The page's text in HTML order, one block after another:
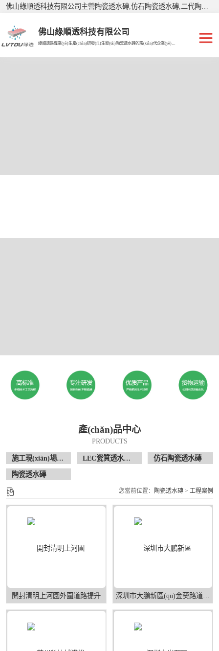
佛山綠順透科技有限公司
綠順透是專業(yè)生產(chǎn)研發(fā)生態(tài)陶瓷透水磚的現(xiàn)代企業(yè)。
產(chǎn)品中心
PRODUCTS
施工現(xiàn)場案例 LEC瓷質透水花崗巖 仿石陶瓷透水磚
陶瓷透水磚
您當前位置： 陶瓷透水磚 > 工程案例
開封清明上河園外圍道路提升